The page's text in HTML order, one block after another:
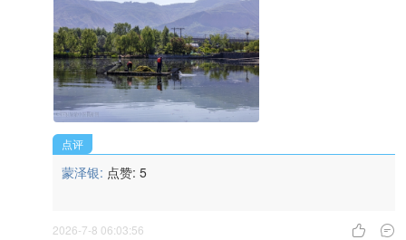
点评
蒙泽银: 点赞: 5
 
2026-7-8 06:03:56